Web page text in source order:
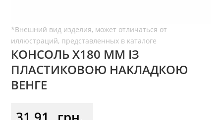
КОНСОЛЬ Х180 ММ ІЗ
ПЛАСТИКОВОЮ НАКЛАДКОЮ
ВЕНГЕ